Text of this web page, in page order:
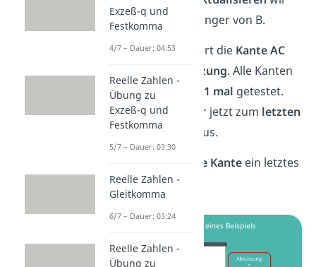
Distanz und Vorgänger von B.
Wie du siehst, liefert die Kante AC
Abkürzung. Alle Kanten
haben wir nun
n – 1 mal getestet.
Somit kommen wir jetzt zum letzten
Teildes Algorithmus.
jede Kante ein letztes
Malüberprüfen
Exzeß-q und
Festkomma
4/7 – Dauer: 04:53
Reelle Zahlen -
Übung zu
Exzeß-q und
Festkomma
5/7 – Dauer: 03:30
Reelle Zahlen -
Gleitkomma
6/7 – Dauer: 03:24
Reelle Zahlen -
Übung zu